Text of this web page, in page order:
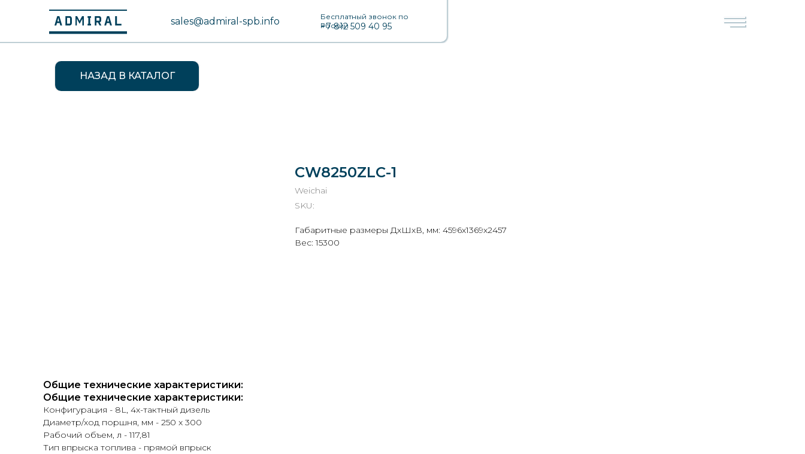
sales@admiral-spb.info
Бесплатный звонок по
России
+7 812 509 40 95
НАЗАД В КАТАЛОГ
CW8250ZLC-1
Weichai
SKU:
Габаритные размеры ДхШхВ, мм: 4596х1369х2457
Вес: 15300
Общие технические характеристики:
Общие технические характеристики:
Конфигурация - 8L, 4х-тактный дизель
Диаметр/ход поршня, мм - 250 x 300
Рабочий объем, л - 117,81
Тип впрыска топлива - прямой впрыск